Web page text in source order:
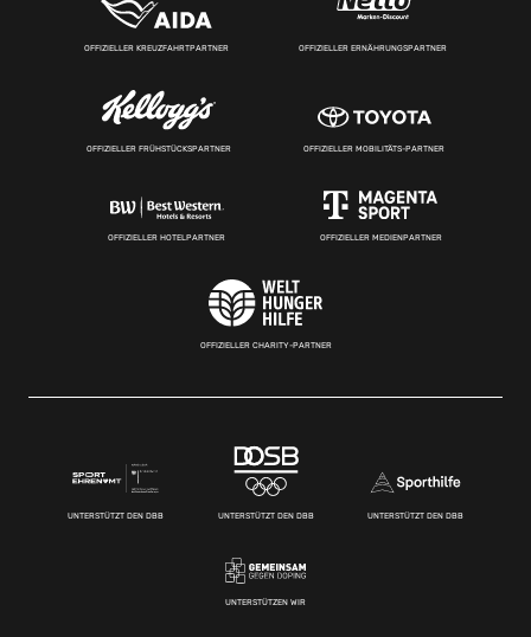
OFFIZIELLER KREUZFAHRTPARTNER OFFIZIELLER ERNÄHRUNGSPARTNER
OFFIZIELLER FRÜHSTÜCKSPARTNER OFFIZIELLER MOBILITÄTS-PARTNER
OFFIZIELLER HOTELPARTNER OFFIZIELLER MEDIENPARTNER
OFFIZIELLER CHARITY-PARTNER
UNTERSTÜTZT DEN DBB UNTERSTÜTZT DEN DBB UNTERSTÜTZT DEN DBB
UNTERSTÜTZEN WIR